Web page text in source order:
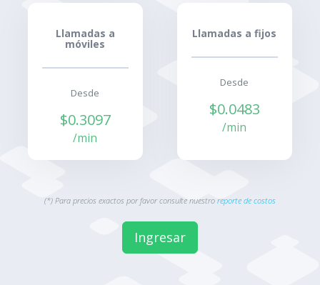
Llamadas a
móviles
Desde
$0.3097
/min
Llamadas a fijos
Desde
$0.0483
/min
(*) Para precios exactos por favor consulte nuestro reporte de costos
Ingresar